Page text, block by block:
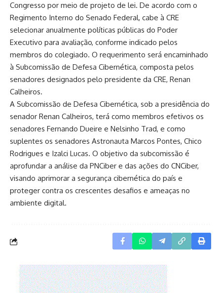
Congresso por meio de projeto de lei. De acordo com o
Regimento Interno do Senado Federal, cabe à CRE
selecionar anualmente políticas públicas do Poder
Executivo para avaliação, conforme indicado pelos
membros do colegiado. O requerimento será encaminhado
à Subcomissão de Defesa Cibernética, composta pelos
senadores designados pelo presidente da CRE, Renan
Calheiros.
A Subcomissão de Defesa Cibernética, sob a presidência do
senador Renan Calheiros, terá como membros efetivos os
senadores Fernando Dueire e Nelsinho Trad, e como
suplentes os senadores Astronauta Marcos Pontes, Chico
Rodrigues e Izalci Lucas. O objetivo da subcomissão é
aprofundar a análise da PNCiber e das ações do CNCiber,
visando aprimorar a segurança cibernética do país e
proteger contra os crescentes desafios e ameaças no
ambiente digital.